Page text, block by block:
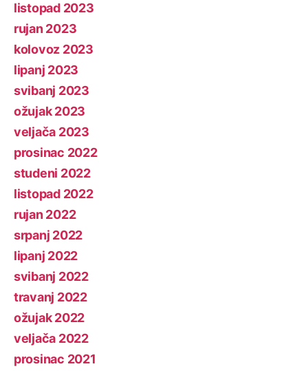
listopad 2023
rujan 2023
kolovoz 2023
lipanj 2023
svibanj 2023
ožujak 2023
veljača 2023
prosinac 2022
studeni 2022
listopad 2022
rujan 2022
srpanj 2022
lipanj 2022
svibanj 2022
travanj 2022
ožujak 2022
veljača 2022
prosinac 2021